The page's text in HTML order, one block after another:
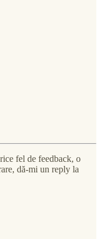
fel de feedback, o
dă-mi un reply la